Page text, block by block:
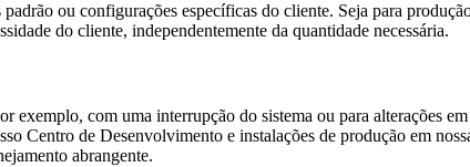
ou configurações específicas do cliente. Seja para
do cliente, independentemente da quantidade necessária.
exemplo, com uma interrupção do sistema ou para alterações
Centro de Desenvolvimento e instalações de produção em
abrangente.